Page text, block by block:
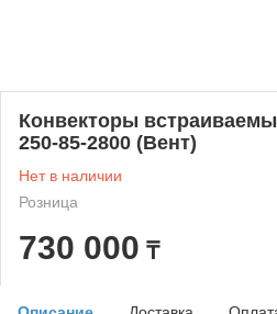
Конвекторы
250-85-2800 (Вент)
Нет в наличии
Розница
730 000 ₸